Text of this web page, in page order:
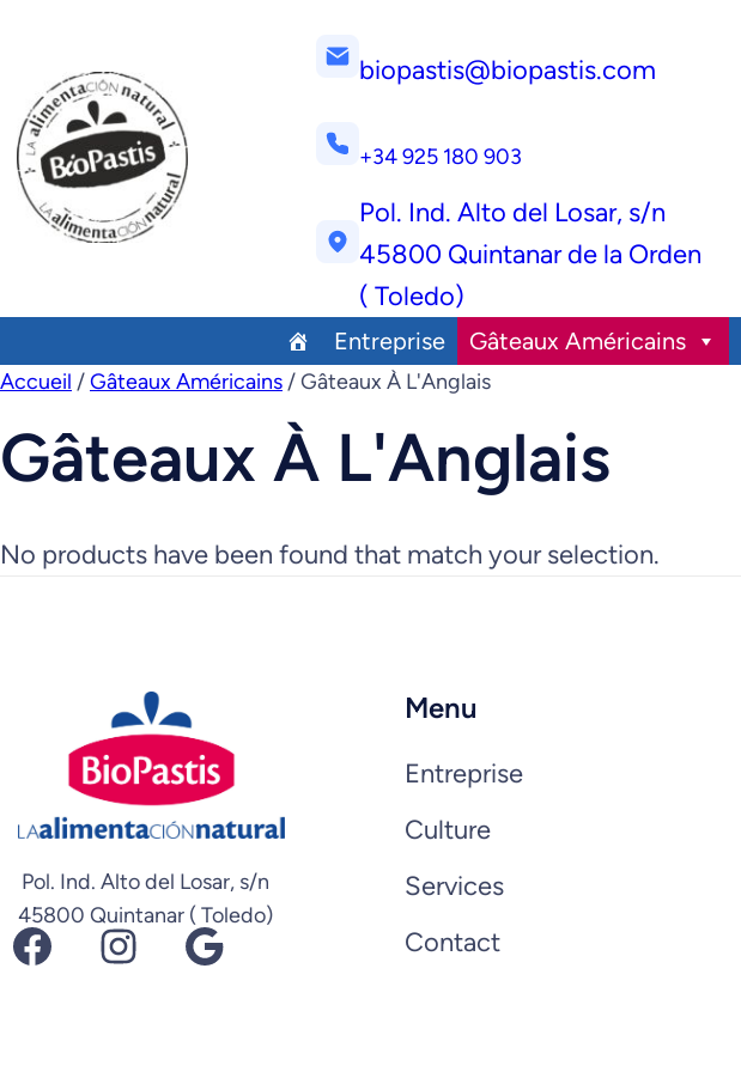
biopastis@biopastis.com
+34 925 180 903
Pol. Ind. Alto del Losar, s/n
45800 Quintanar de la Orden
( Toledo)
Entreprise Gâteaux Américains
Accueil /Gâteaux Américains / Gâteaux À L'Anglais
Gâteaux À L'Anglais
No products have been found that match your selection.
Pol. Ind. Alto del Losar, s/n
45800 Quintanar ( Toledo)
Facebook Instagram Google
Menu
Entreprise
Culture
Services
Contact